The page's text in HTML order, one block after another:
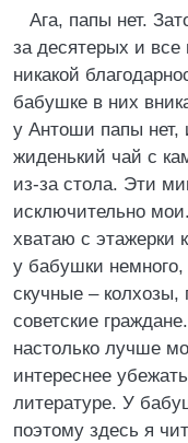
Ага, папы нет.
за десятерых и все
никакой
бабушке в них
у Антоши папы нет,
жиденький чай с
из-за стола. Эти
исключительно
хватаю с этажерки
у бабушки немного,
скучные –
советские
настолько лучше
интереснее
литературе. У
поэтому здесь я